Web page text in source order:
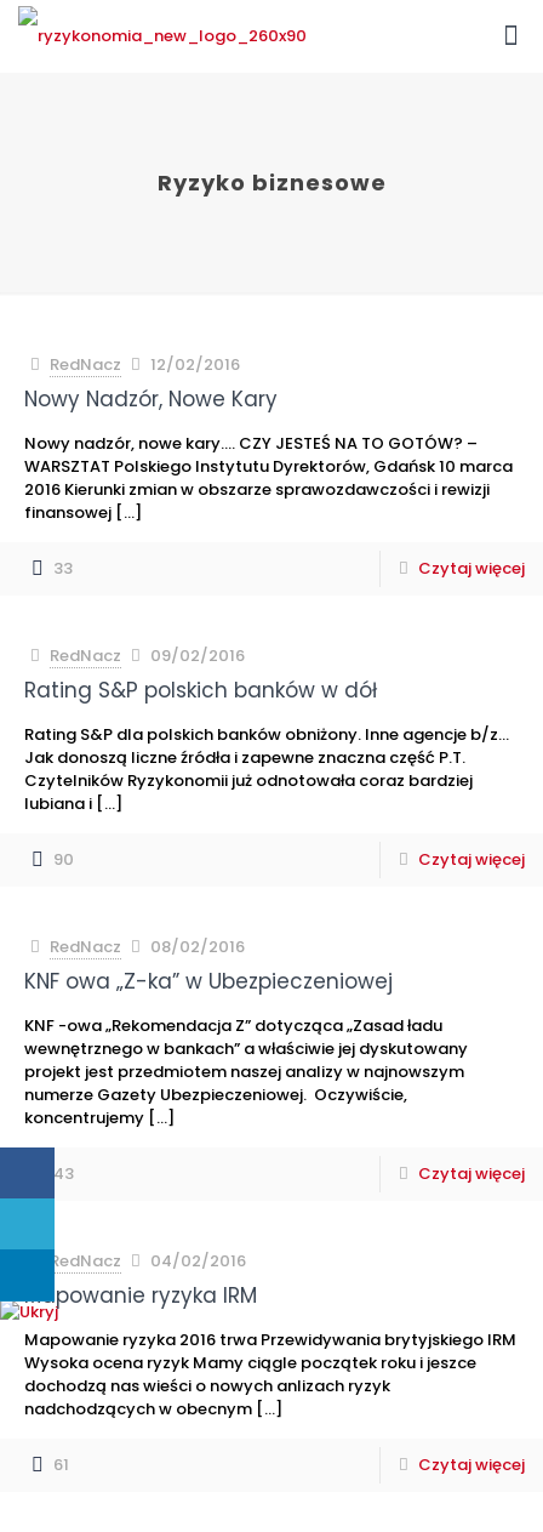
Ryzyko biznesowe
RedNacz 12/02/2016
Nowy Nadzór, Nowe Kary
Nowy nadzór, nowe kary…. CZY JESTEŚ NA TO GOTÓW? –
WARSZTAT Polskiego Instytutu Dyrektorów, Gdańsk 10 marca
2016 Kierunki zmian w obszarze sprawozdawczości i rewizji
finansowej […]
33 Czytaj więcej
RedNacz 09/02/2016
Rating S&P polskich banków w dół
Rating S&P dla polskich banków obniżony. Inne agencje b/z…
Jak donoszą liczne źródła i zapewne znaczna część P.T.
Czytelników Ryzykonomii już odnotowała coraz bardziej
lubiana i […]
90 Czytaj więcej
RedNacz 08/02/2016
KNF owa „Z-ka” w Ubezpieczeniowej
KNF -owa „Rekomendacja Z” dotycząca „Zasad ładu
wewnętrznego w bankach” a właściwie jej dyskutowany
projekt jest przedmiotem naszej analizy w najnowszym
numerze Gazety Ubezpieczeniowej. Oczywiście,
koncentrujemy […]
43 Czytaj więcej
RedNacz 04/02/2016
Mapowanie ryzyka IRM
Mapowanie ryzyka 2016 trwa Przewidywania brytyjskiego IRM
Wysoka ocena ryzyk Mamy ciągle początek roku i jeszce
dochodzą nas wieści o nowych anlizach ryzyk
nadchodzących w obecnym […]
61 Czytaj więcej